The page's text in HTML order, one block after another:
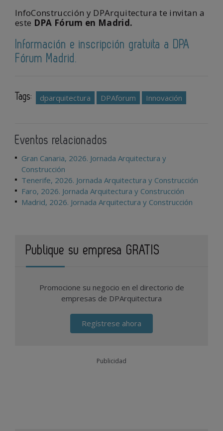
InfoConstrucción y DPArquitectura te invitan a
este DPA Fórum en Madrid.
Información e inscripción gratuita a DPA
Fórum Madrid.
Tags: dparquitectura DPAforum Innovación
Eventos relacionados
Gran Canaria, 2026. Jornada Arquitectura y
Construcción
Tenerife, 2026. Jornada Arquitectura y Construcción
Faro, 2026. Jornada Arquitectura y Construcción
Madrid, 2026. Jornada Arquitectura y Construcción
Publique su empresa GRATIS
Promocione su negocio en el directorio de
empresas de DPArquitectura
Regístrese ahora
Publicidad